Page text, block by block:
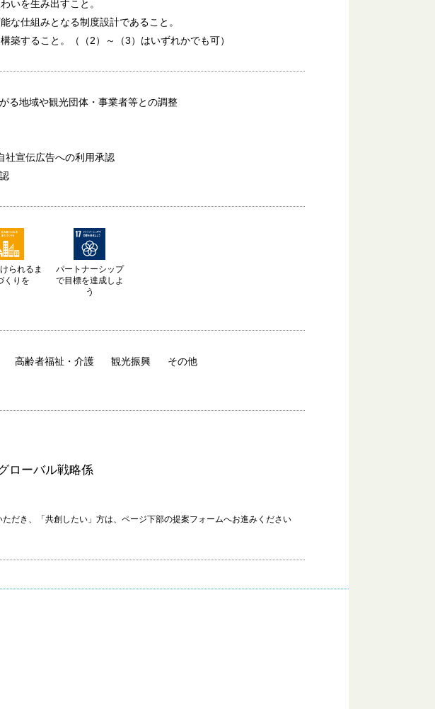
いを生み出すこと。
な仕組みとなる制度設計であること。
築すること。（（2）～（3）はいずれかでも可）
る地域や観光団体・事業者等との調整
社宣伝広告への利用承認
られるま
くりを
パートナーシップ
で目標を達成しよ
う
高齢者福祉・介護 観光振興
その他
ーバル戦略係
だき、「共創したい」方は、ページ下部の提案フォームへお進みください